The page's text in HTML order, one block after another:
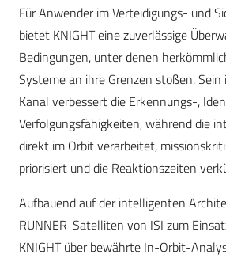
Für Anwender im Verteidigungs- und
bietet KNIGHT eine zuverlässige
Bedingungen, unter denen
Systeme an ihre Grenzen stoßen.
Kanal verbessert die Erkennungs-,
Verfolgungsfähigkeiten, während die
direkt im Orbit verarbeitet,
priorisiert und die Reaktionszeiten
Aufbauend auf der intelligenten
RUNNER-Satelliten von ISI zum
KNIGHT über bewährte In-Orbit-